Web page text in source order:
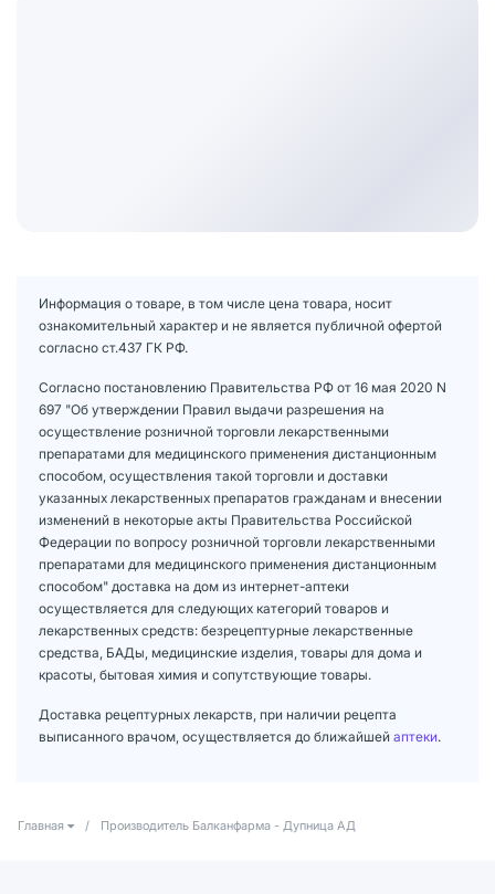
Информация о товаре, в том числе цена товара, носит
ознакомительный характер и не является публичной офертой
согласно ст.437 ГК РФ.
Согласно постановлению Правительства РФ от 16 мая 2020 N
697 "Об утверждении Правил выдачи разрешения на
осуществление розничной торговли лекарственными
препаратами для медицинского применения дистанционным
способом, осуществления такой торговли и доставки
указанных лекарственных препаратов гражданам и внесении
изменений в некоторые акты Правительства Российской
Федерации по вопросу розничной торговли лекарственными
препаратами для медицинского применения дистанционным
способом" доставка на дом из интернет-аптеки
осуществляется для следующих категорий товаров и
лекарственных средств: безрецептурные лекарственные
средства, БАДы, медицинские изделия, товары для дома и
красоты, бытовая химия и сопутствующие товары.
Доставка рецептурных лекарств, при наличии рецепта
выписанного врачом, осуществляется до ближайшей аптеки.
Главная / Производитель Балканфарма - Дупница АД